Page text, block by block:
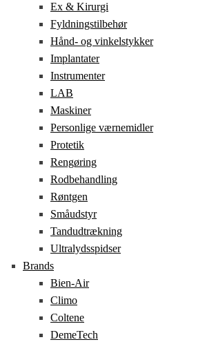
Ex & Kirurgi
Fyldningstilbehør
Hånd- og vinkelstykker
Implantater
Instrumenter
LAB
Maskiner
Personlige værnemidler
Protetik
Rengøring
Rodbehandling
Røntgen
Småudstyr
Tandudtrækning
Ultralydsspidser
Brands
Bien-Air
Climo
Coltene
DemeTech